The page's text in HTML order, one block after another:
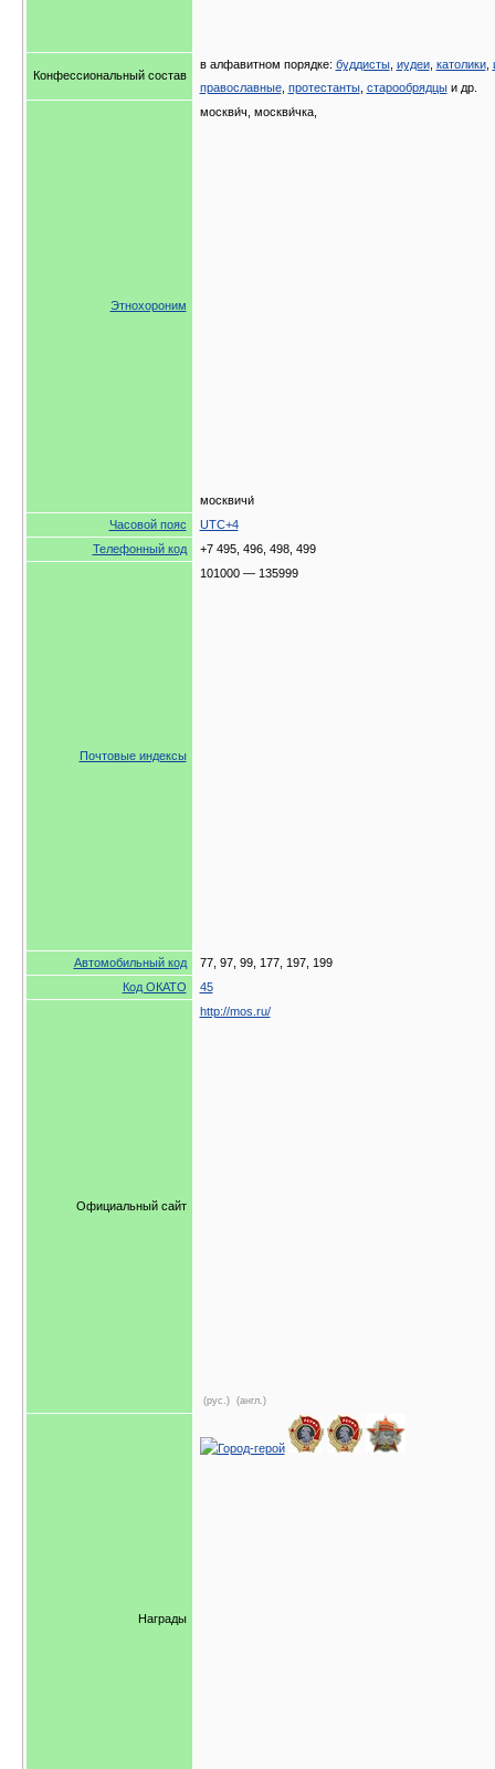
Конфессиональный состав
в алфавитном порядке: буддисты, иудеи, католики,
православные, протестанты, старообрядцыи др.
Этнохороним
москви́ч, москви́чка,
москвичи́
Часовой пояс
UTC+4
Телефонный код
+7 495, 496, 498, 499
Почтовые индексы
101000 — 135999
Автомобильный код
77, 97, 99, 177, 197, 199
Код ОКАТО
45
Официальный сайт
http://mos.ru/
(рус.) (англ.)
Награды